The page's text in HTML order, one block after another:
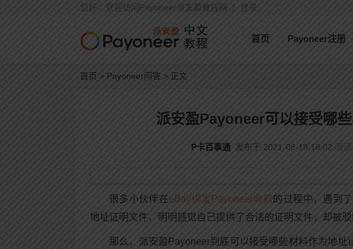
您好，欢迎访问Payoneer派安盈教程网 | 登录
首页 Payoneer注册
首页 > Payoneer问答 > 正文
派安盈Payoneer可以接受哪
P卡百事通 发布于 2021-08-19 18:02 阅
很多小伙伴在eBay绑定Payoneer收款的过程中，遇到
地址证明文件，明明感觉自己提供了合适的证明文件，却被
那么，派安盈Payoneer到底可以接受哪些材料作为地